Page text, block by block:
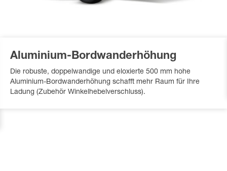
Aluminium-Bordwanderhöhung
Die robuste, doppelwandige und eloxierte 500 mm hohe
Aluminium-Bordwanderhöhung schafft mehr Raum für Ihre
Ladung (Zubehör Winkelhebelverschluss).